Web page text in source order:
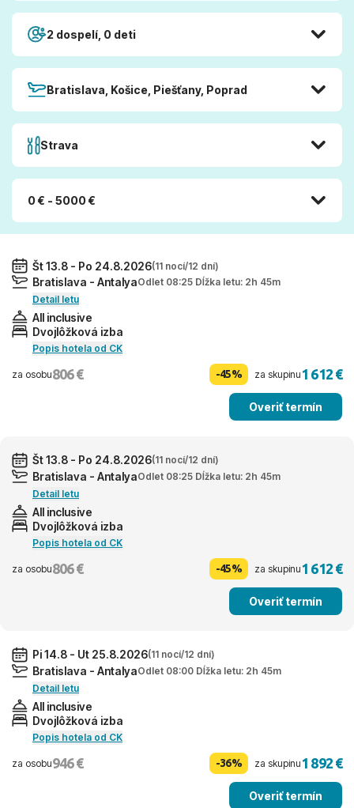
2 dospelí, 0 deti
Bratislava, Košice, Piešťany, Poprad
Strava
0 € - 5000 €
Št 13.8 - Po 24.8.2026(11 nocí/12 dní)
Bratislava - AntalyaOdlet 08:25 Dĺžka letu: 2h 45m
Detail letu
All inclusive
Dvojlôžková izba
Popis hotela od CK
za osobu806 € -45% za skupinu1 612 €
Overiť termín
Št 13.8 - Po 24.8.2026(11 nocí/12 dní)
Bratislava - AntalyaOdlet 08:25 Dĺžka letu: 2h 45m
Detail letu
All inclusive
Dvojlôžková izba
Popis hotela od CK
za osobu806 € -45% za skupinu1 612 €
Overiť termín
Pi 14.8 - Ut 25.8.2026(11 nocí/12 dní)
Bratislava - AntalyaOdlet 08:00 Dĺžka letu: 2h 45m
Detail letu
All inclusive
Dvojlôžková izba
Popis hotela od CK
za osobu946 € -36% za skupinu1 892 €
Overiť termín